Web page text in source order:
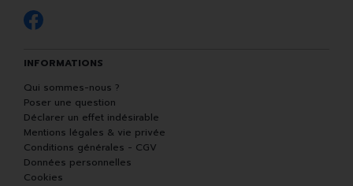
INFORMATIONS
Qui sommes-nous ?
Poser une question
Déclarer un effet indésirable
Mentions légales & vie privée
Conditions générales - CGV
Données personnelles
Cookies